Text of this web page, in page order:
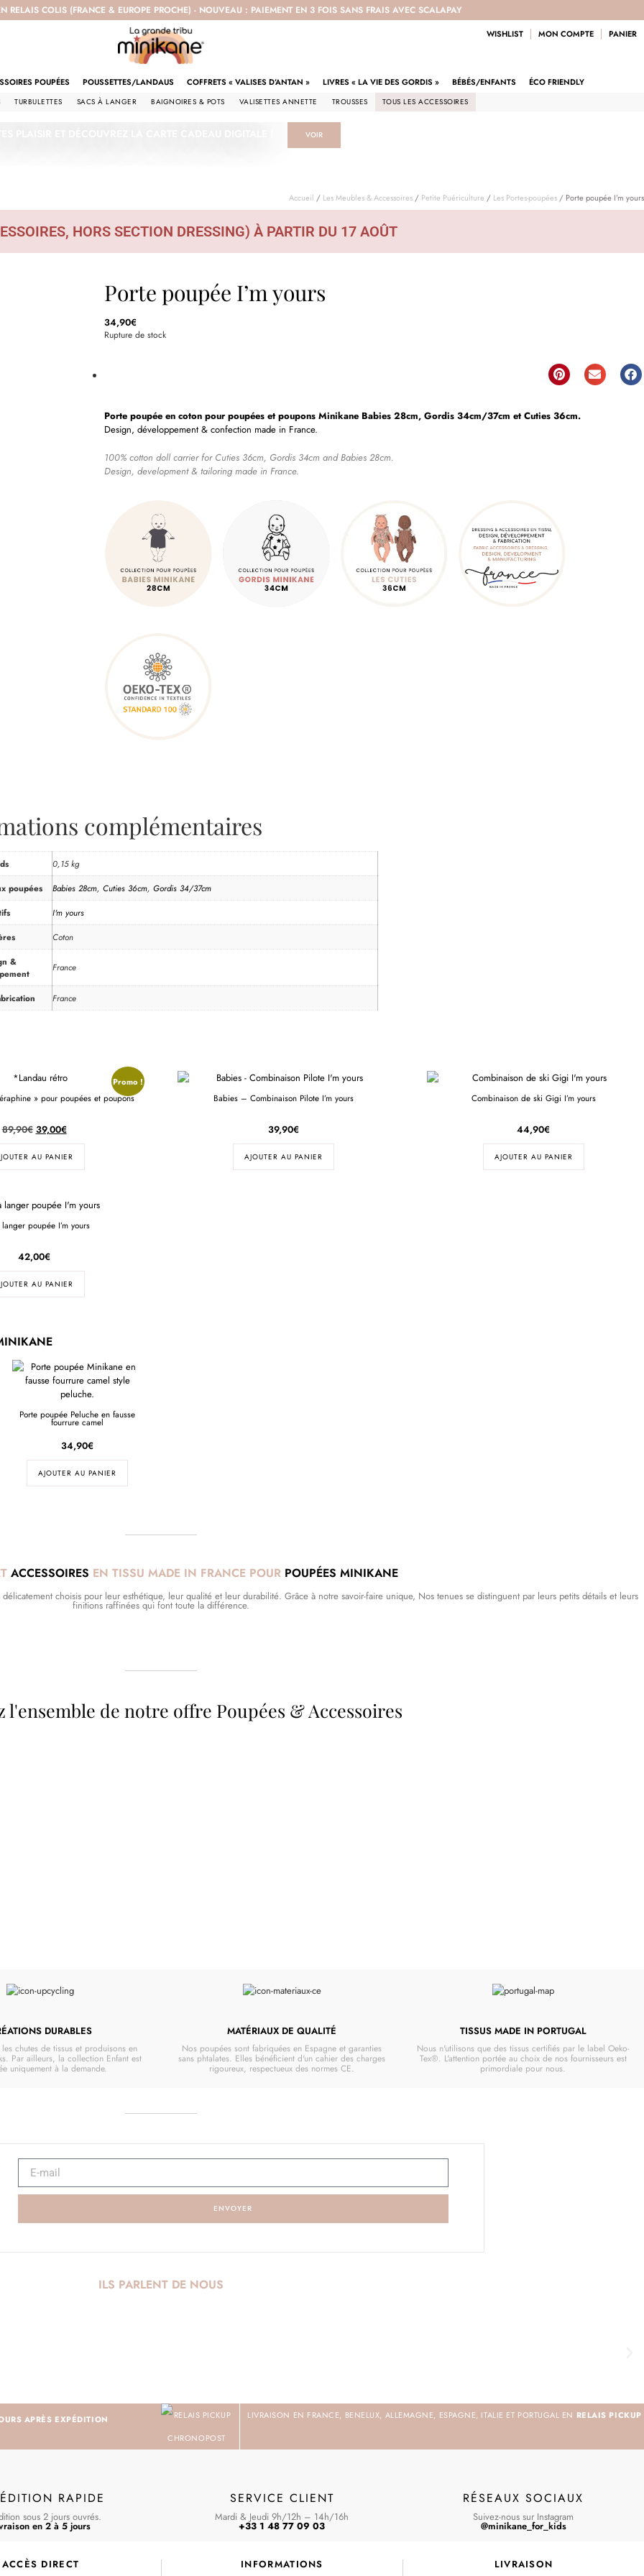
RELAIS COLIS (FRANCE & EUROPE PROCHE) - NOUVEAU : PAIEMENT EN 3 FOIS SANS FRAIS AVEC SCALAPAY
WISHLIST MON COMPTE PANIER
POUPÉES POUSSETTES/LANDAUS COFFRETS « VALISES D’ANTAN » LIVRES « LA VIE DES GORDIS » BÉBÉS/ENFANTS ÉCO FRIENDLY
TURBULETTES SACS À LANGER BAIGNOIRES & POTS VALISETTES ANNETTE TROUSSES TOUS LES ACCESSOIRES
VOIR
Accueil / Les Meubles & Accessoires / Petite Puériculture / Les Portes-poupées / Porte poupée I’m yours
HORS SECTION DRESSING) À PARTIR DU 17 AOÛT
Porte poupée I’m yours
34,90€
Rupture de stock
Porte poupée en coton pour poupées et poupons Minikane Babies 28cm, Gordis 34cm/37cm et Cuties 36cm.
Design, développement & confection made in France.
100% cotton doll carrier for Cuties 36cm, Gordis 34cm and Babies 28cm.
Design, development & tailoring made in France.
complémentaires
0,15 kg
poupées
Babies 28cm, Cuties 36cm, Gordis 34/37cm
I'm yours
Coton
&
France
France
Promo !
» pour poupées et poupons
89,90€ 39,00€
AU PANIER
Babies – Combinaison Pilote I’m yours
39,90€
AJOUTER AU PANIER
Combinaison de ski Gigi I’m yours
44,90€
AJOUTER AU PANIER
poupée I’m yours
42,00€
AU PANIER
Porte poupée Peluche en fausse
fourrure camel
34,90€
AJOUTER AU PANIER
ACCESSOIRES EN TISSU MADE IN FRANCE POUR POUPÉES MINIKANE
choisis pour leur esthétique, leur qualité et leur durabilité. Grâce à notre savoir-faire unique, Nos tenues se distinguent par leurs petits détails et leurs
finitions raffinées qui font toute la différence.
l'ensemble de notre offre Poupées & Accessoires
DURABLES
chutes de tissus et produisons en
Par ailleurs, la collection Enfant est
uniquement à la demande.
MATÉRIAUX DE QUALITÉ
Nos poupées sont fabriquées en Espagne et garanties
sans phtalates. Elles bénéficient d'un cahier des charges
rigoureux, respectueux des normes CE.
TISSUS MADE IN PORTUGAL
Nous n'utilisons que des tissus certifiés par le label Oeko-
Tex®. L'attention portée au choix de nos fournisseurs est
primordiale pour nous.
ENVOYER
ILS PARLENT DE NOUS
APRÈS EXPÉDITION LIVRAISON EN FRANCE, BENELUX, ALLEMAGNE, ESPAGNE, ITALIE ET PORTUGAL EN RELAIS PICKUP
RAPIDE
sous 2 jours ouvrés.
en 2 à 5 jours
SERVICE CLIENT
Mardi & Jeudi 9h/12h – 14h/16h
+33 1 48 77 09 03
RÉSEAUX SOCIAUX
Suivez-nous sur Instagram
@minikane_for_kids
ACCÈS DIRECT INFORMATIONS LIVRAISON